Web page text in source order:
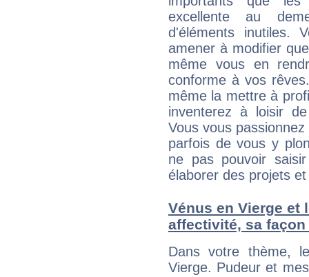
excellente au
d'éléments inutiles.
amener à modifier
même vous en
conforme à vos
même la mettre à
inventerez à loisir
Vous vous
parfois de vous y
ne pas pouvoir
élaborer des projets
Vénus en Vierge et
affectivité, sa
Dans votre thème,
Vierge. Pudeur et